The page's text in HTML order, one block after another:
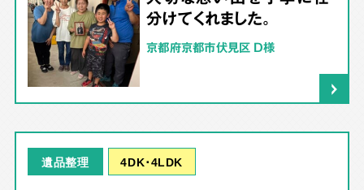
分けてくれました。
京都府京都市伏見区 D様
遺品整理 4DK･4LDK